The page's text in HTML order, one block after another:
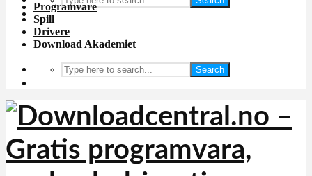
Programvare
Spill
Drivere
Download Akademiet
Search